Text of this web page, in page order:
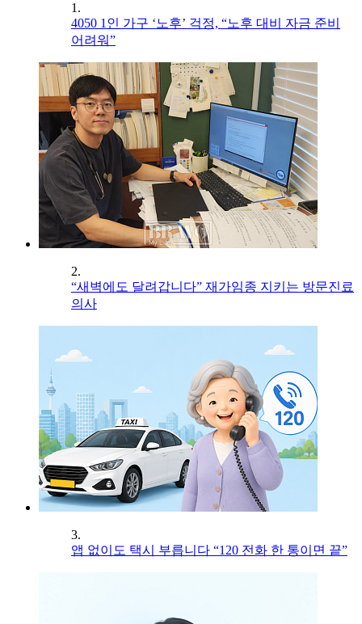
1.
4050 1인 가구 ‘노후’ 걱정, “노후 대비 자금 준비
어려워”
2.
“새벽에도 달려갑니다” 재가임종 지키는 방문진료
의사
3.
앱 없이도 택시 부릅니다 “120 전화 한 통이면 끝”